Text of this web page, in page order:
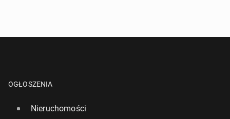
OGŁOSZENIA
Nieruchomości